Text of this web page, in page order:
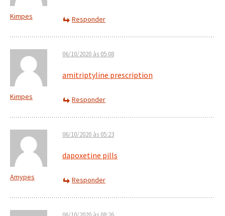
Kimpes Responder
Kimpes
06/10/2020 às 05:08
amitriptyline prescription
Responder
Amypes
06/10/2020 às 05:23
dapoxetine pills
Responder